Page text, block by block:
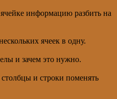
информацию разбить на
ячеек в одну.
и зачем это нужно.
и строки поменять